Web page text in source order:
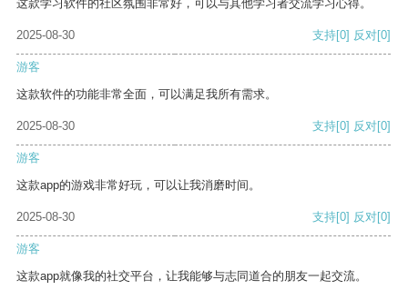
这款学习软件的社区氛围非常好，可以与其他学习者交流学习心得。
2025-08-30 支持[0] 反对[0]
游客
这款软件的功能非常全面，可以满足我所有需求。
2025-08-30 支持[0] 反对[0]
游客
这款app的游戏非常好玩，可以让我消磨时间。
2025-08-30 支持[0] 反对[0]
游客
这款app就像我的社交平台，让我能够与志同道合的朋友一起交流。